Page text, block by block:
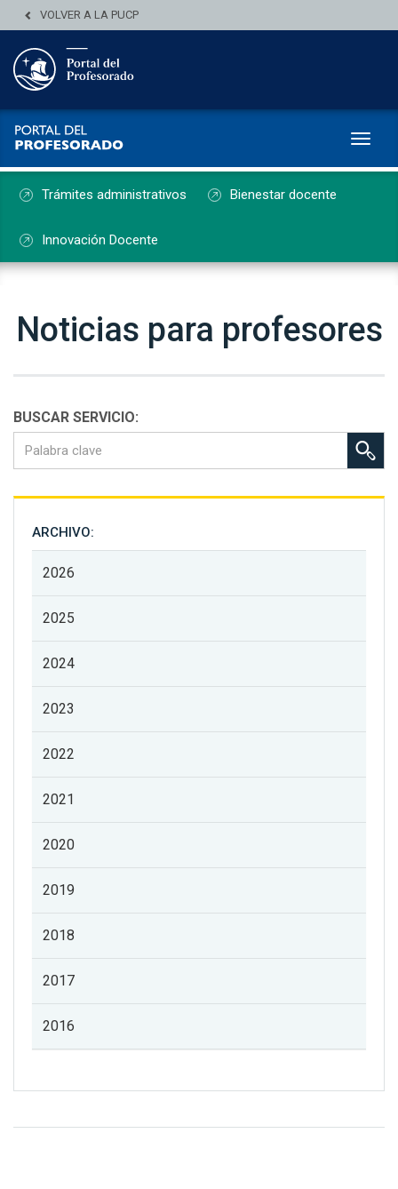
VOLVER A LA PUCP
Trámites administrativos Bienestar docente
Innovación Docente
Noticias para profesores
BUSCAR SERVICIO:
ARCHIVO:
2026
2025
2024
2023
2022
2021
2020
2019
2018
2017
2016